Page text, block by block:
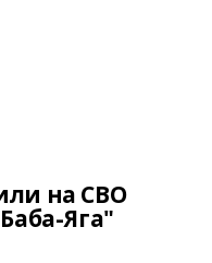
на СВО
Яга"